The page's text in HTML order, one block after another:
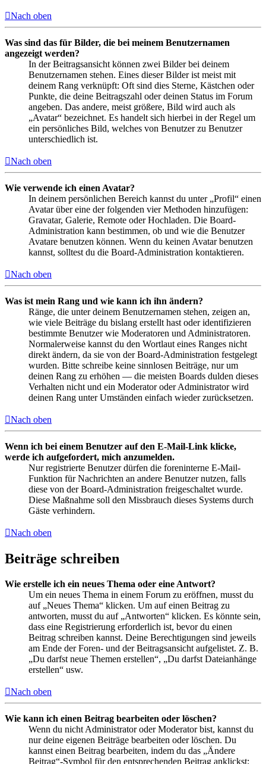
Nach oben
Was sind das für Bilder, die bei meinem Benutzernamen
angezeigt werden?
In der Beitragsansicht können zwei Bilder bei deinem
Benutzernamen stehen. Eines dieser Bilder ist meist mit
deinem Rang verknüpft: Oft sind dies Sterne, Kästchen oder
Punkte, die deine Beitragszahl oder deinen Status im Forum
angeben. Das andere, meist größere, Bild wird auch als
„Avatar“ bezeichnet. Es handelt sich hierbei in der Regel um
ein persönliches Bild, welches von Benutzer zu Benutzer
unterschiedlich ist.
Nach oben
Wie verwende ich einen Avatar?
In deinem persönlichen Bereich kannst du unter „Profil“ einen
Avatar über eine der folgenden vier Methoden hinzufügen:
Gravatar, Galerie, Remote oder Hochladen. Die Board-
Administration kann bestimmen, ob und wie die Benutzer
Avatare benutzen können. Wenn du keinen Avatar benutzen
kannst, solltest du die Board-Administration kontaktieren.
Nach oben
Was ist mein Rang und wie kann ich ihn ändern?
Ränge, die unter deinem Benutzernamen stehen, zeigen an,
wie viele Beiträge du bislang erstellt hast oder identifizieren
bestimmte Benutzer wie Moderatoren und Administratoren.
Normalerweise kannst du den Wortlaut eines Ranges nicht
direkt ändern, da sie von der Board-Administration festgelegt
wurden. Bitte schreibe keine sinnlosen Beiträge, nur um
deinen Rang zu erhöhen — die meisten Boards dulden dieses
Verhalten nicht und ein Moderator oder Administrator wird
deinen Rang unter Umständen einfach wieder zurücksetzen.
Nach oben
Wenn ich bei einem Benutzer auf den E-Mail-Link klicke,
werde ich aufgefordert, mich anzumelden.
Nur registrierte Benutzer dürfen die foreninterne E-Mail-
Funktion für Nachrichten an andere Benutzer nutzen, falls
diese von der Board-Administration freigeschaltet wurde.
Diese Maßnahme soll den Missbrauch dieses Systems durch
Gäste verhindern.
Nach oben
Beiträge schreiben
Wie erstelle ich ein neues Thema oder eine Antwort?
Um ein neues Thema in einem Forum zu eröffnen, musst du
auf „Neues Thema“ klicken. Um auf einen Beitrag zu
antworten, musst du auf „Antworten“ klicken. Es könnte sein,
dass eine Registrierung erforderlich ist, bevor du einen
Beitrag schreiben kannst. Deine Berechtigungen sind jeweils
am Ende der Foren- und der Beitragsansicht aufgelistet. Z. B.
„Du darfst neue Themen erstellen“, „Du darfst Dateianhänge
erstellen“ usw.
Nach oben
Wie kann ich einen Beitrag bearbeiten oder löschen?
Wenn du nicht Administrator oder Moderator bist, kannst du
nur deine eigenen Beiträge bearbeiten oder löschen. Du
kannst einen Beitrag bearbeiten, indem du das „Ändere
Beitrag“-Symbol für den entsprechenden Beitrag anklickst;